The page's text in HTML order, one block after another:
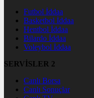
Futbol İddaa
Basketbol İddaa
Hentbol İddaa
Bilardo İddaa
Voleybol İddaa
SERVİSLER 2
Canlı Borsa
Canlı Sonuçlar